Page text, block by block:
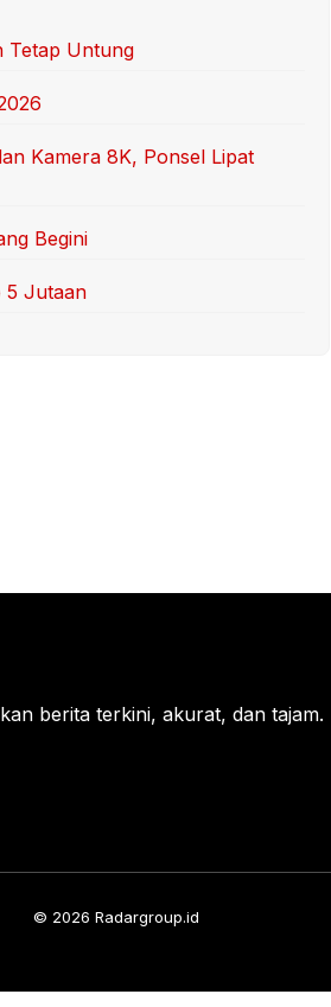
Tetap Untung
Kamera 8K, Ponsel Lipat
Begini
5 Jutaan
berita terkini, akurat, dan tajam.
© 2026 Radargroup.id